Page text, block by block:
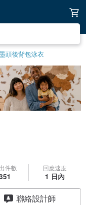
頭後背包泳衣
件數 回應速度
1 日內
聯絡設計師